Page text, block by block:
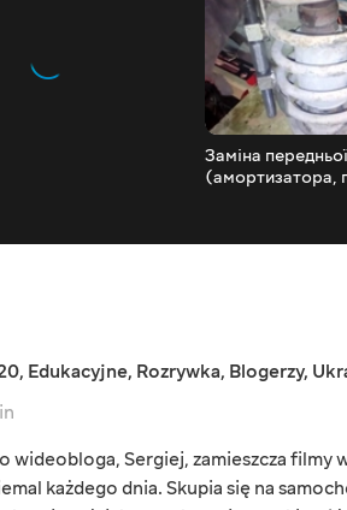
Заміна
(амортизатора,
, Edukacyjne, Rozrywka, Blogerzy,
wideobloga, Sergiej, zamieszcza filmy
każdego dnia. Skupia się na